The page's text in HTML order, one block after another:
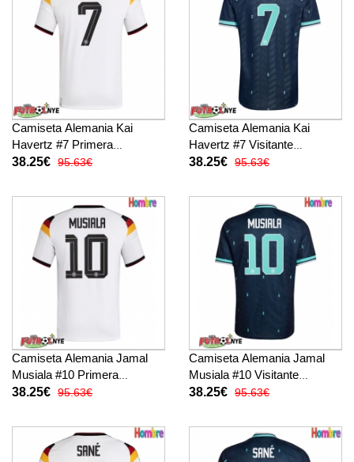
Camiseta Alemania Kai
Havertz #7 Primera
Equipación Mundial 2026
38.25€ 95.63€
Camiseta Alemania Kai
Havertz #7 Visitante
Equipación Mundial 2026
38.25€ 95.63€
Camiseta Alemania Jamal
Musiala #10 Primera
Equipación Mundial 2026
38.25€ 95.63€
Camiseta Alemania Jamal
Musiala #10 Visitante
Equipación Mundial 2026
38.25€ 95.63€